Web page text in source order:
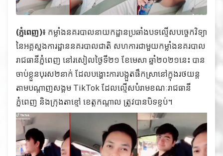
(ភ្នំពេញ)៖ កម្លាំងនគរបាលនាយកដ្ឋានប្រឆាំងបទល្មើសបច្ចេកវិទ្យា
នៃអគ្គស្នងការដ្ឋាននគរបាលជាតិ សហការជាមួយកម្លាំងនគរបាល
រាជធានីភ្នំពេញ នៅរសៀលថ្ងៃទី២១ ខែមេសា ឆ្នាំ២០២១នេះ បាន
ចាប់ខ្លួនបុរស២នាក់ ដែលបង្ហោះការបង្អួតផឹកស្រានៅក្នុងរថយន្ត
តាមបណ្តាញសង្គម TikTok ដែលល្មើសបំរាមខណៈរាជធានី
ភ្នំពេញ និងក្រុងតាខ្មៅ ខេត្តកណ្តាល ត្រូវបានបិទខ្ទប់។